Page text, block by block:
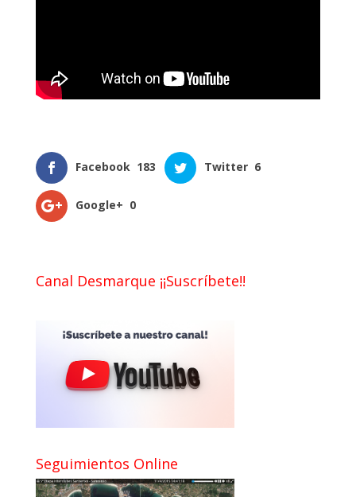
Facebook 183 Twitter 6
Google+ 0
Canal Desmarque ¡¡Suscríbete!!
Seguimientos Online